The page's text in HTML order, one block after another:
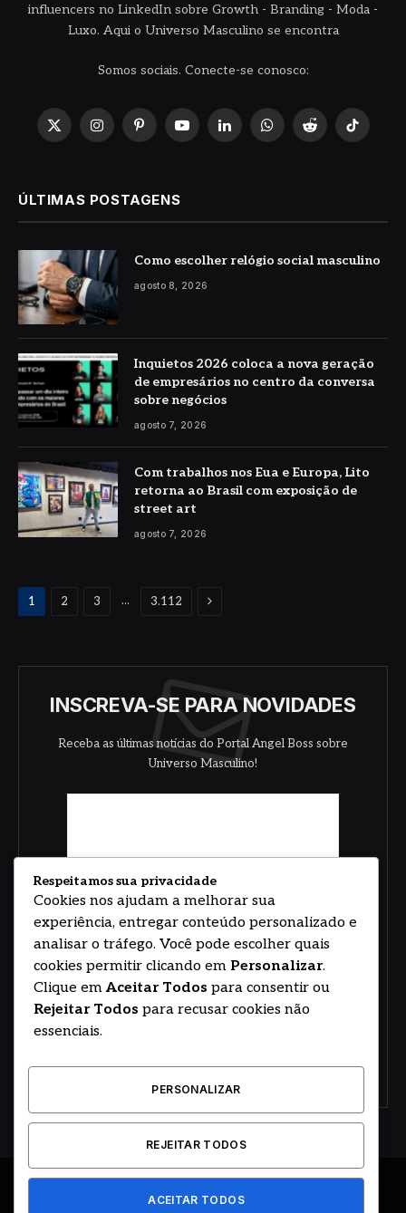
influencers no LinkedIn sobre Growth - Branding - Moda -
Luxo. Aqui o Universo Masculino se encontra
Somos sociais. Conecte-se conosco:
X
InstagramPinterestYouTubeLinkedInWhatsApp
Reddit TikTok
ÚLTIMAS POSTAGENS
Como escolher relógio social masculino
agosto 8, 2026
Inquietos 2026 coloca a nova geração
de empresários no centro da conversa
sobre negócios
agosto 7, 2026
Com trabalhos nos Eua e Europa, Lito
retorna ao Brasil com exposição de
street art
agosto 7, 2026
1 2 3 ... 3.112 Proximo
INSCREVA-SE PARA NOVIDADES
Receba as últimas notícias do Portal Angel Boss sobre
Universo Masculino!
© 2026
Respeitamos sua privacidade
Cookies nos ajudam a melhorar sua
experiência, entregar conteúdo personalizado e
analisar o tráfego. Você pode escolher quais
cookies permitir clicando em Personalizar.
Clique em Aceitar Todos para consentir ou
Rejeitar Todos para recusar cookies não
essenciais.
PERSONALIZAR
REJEITAR TODOS
ACEITAR TODOS